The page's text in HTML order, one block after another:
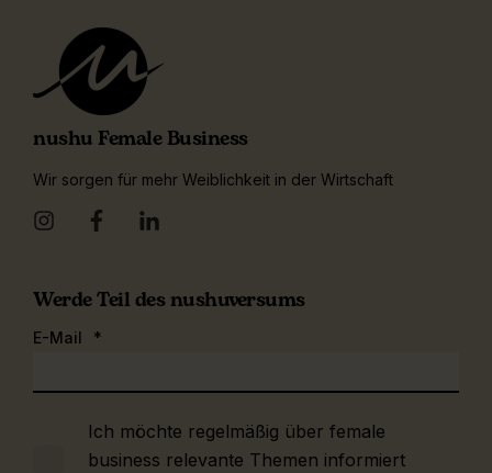
nushu Female Business
Wir sorgen für mehr Weiblichkeit in der Wirtschaft
Werde Teil des nushuversums
E-Mail *
Ich möchte regelmäßig über female
business relevante Themen informiert